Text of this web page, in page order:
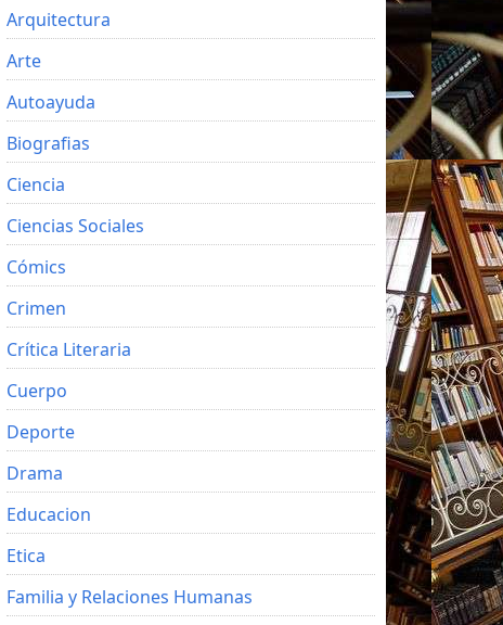
Arquitectura
Arte
Autoayuda
Biografias
Ciencia
Ciencias Sociales
Cómics
Crimen
Crítica Literaria
Cuerpo
Deporte
Drama
Educacion
Etica
Familia y Relaciones Humanas